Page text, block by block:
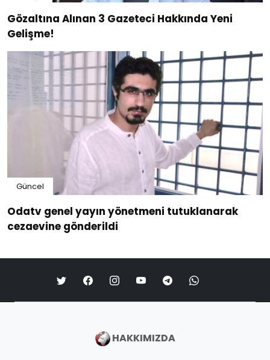
Gözaltına Alınan 3 Gazeteci Hakkında Yeni
Gelişme!
Güncel
Odatv genel yayın yönetmeni tutuklanarak
cezaevine gönderildi
HAKKIMIZDA